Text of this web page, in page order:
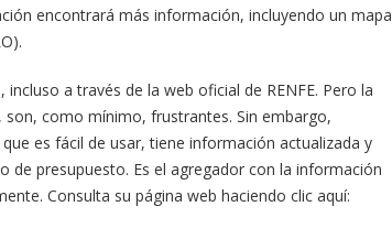
encontrará más información, incluyendo un mapa
a través de la web oficial de RENFE. Pero la
son, como mínimo, frustrantes. Sin embargo,
es fácil de usar, tiene información actualizada y
presupuesto. Es el agregador con la información
Consulta su página web haciendo clic aquí: